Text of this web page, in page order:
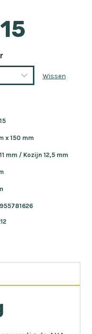
Wissen
x 150 mm
mm / Kozijn 12,5 mm